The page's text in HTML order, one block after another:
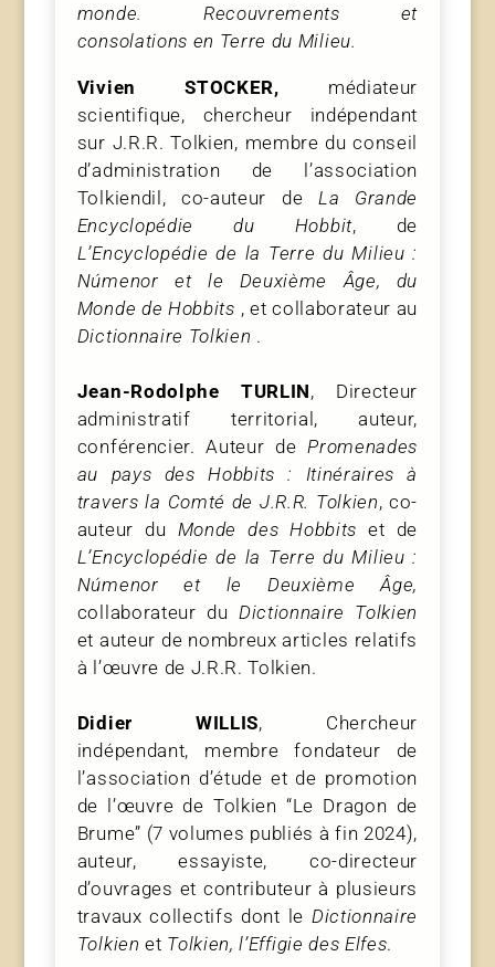
monde. Recouvrements et
consolations en Terre du Milieu.
Vivien STOCKER, médiateur
scientifique, chercheur indépendant
sur J.R.R. Tolkien, membre du conseil
d’administration de l’association
Tolkiendil, co-auteur de La Grande
Encyclopédie du Hobbit, de
L’Encyclopédie de la Terre du Milieu :
Númenor et le Deuxième Âge, du
Monde de Hobbits , et collaborateur au
Dictionnaire Tolkien .
Jean-Rodolphe TURLIN, Directeur
administratif territorial, auteur,
conférencier. Auteur dePromenades
au pays des Hobbits : Itinéraires à
travers la Comté de J.R.R. Tolkien, co-
auteur du Monde des Hobbitset de
L’Encyclopédie de la Terre du Milieu :
Númenor et le Deuxième Âge,
collaborateur du Dictionnaire Tolkien
et auteur de nombreux articles relatifs
à l’œuvre de J.R.R. Tolkien.
Didier WILLIS, Chercheur
indépendant, membre fondateur de
l’association d’étude et de promotion
de l’œuvre de Tolkien “Le Dragon de
Brume” (7 volumes publiés à fin 2024),
auteur, essayiste, co-directeur
d’ouvrages et contributeur à plusieurs
travaux collectifs dont le Dictionnaire
Tolkien et Tolkien, l’Effigie des Elfes.